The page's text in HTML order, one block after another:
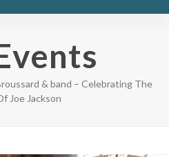
& band – Celebrating The
Joe Jackson